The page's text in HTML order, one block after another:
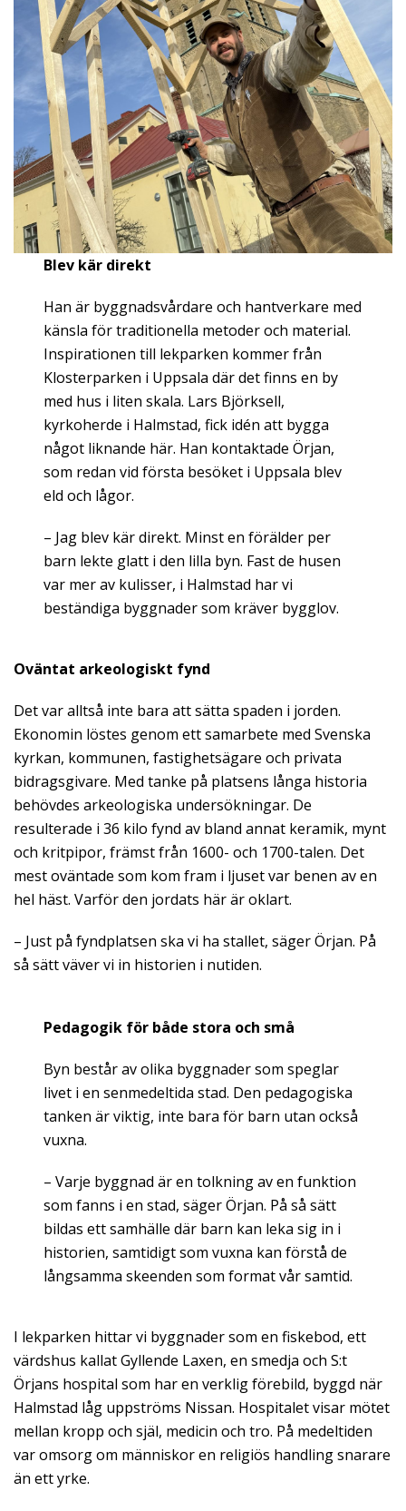
Blev kär direkt
Han är byggnadsvårdare och hantverkare med
känsla för traditionella metoder och material.
Inspirationen till lekparken kommer från
Klosterparken i Uppsala där det finns en by
med hus i liten skala. Lars Björksell,
kyrkoherde i Halmstad, fick idén att bygga
något liknande här. Han kontaktade Örjan,
som redan vid första besöket i Uppsala blev
eld och lågor.
– Jag blev kär direkt. Minst en förälder per
barn lekte glatt i den lilla byn. Fast de husen
var mer av kulisser, i Halmstad har vi
beständiga byggnader som kräver bygglov.
Oväntat arkeologiskt fynd
Det var alltså inte bara att sätta spaden i jorden.
Ekonomin löstes genom ett samarbete med Svenska
kyrkan, kommunen, fastighetsägare och privata
bidragsgivare. Med tanke på platsens långa historia
behövdes arkeologiska undersökningar. De
resulterade i 36 kilo fynd av bland annat keramik, mynt
och kritpipor, främst från 1600- och 1700-talen. Det
mest oväntade som kom fram i ljuset var benen av en
hel häst. Varför den jordats här är oklart.
– Just på fyndplatsen ska vi ha stallet, säger Örjan. På
så sätt väver vi in historien i nutiden.
Pedagogik för både stora och små
Byn består av olika byggnader som speglar
livet i en senmedeltida stad. Den pedagogiska
tanken är viktig, inte bara för barn utan också
vuxna.
– Varje byggnad är en tolkning av en funktion
som fanns i en stad, säger Örjan. På så sätt
bildas ett samhälle där barn kan leka sig in i
historien, samtidigt som vuxna kan förstå de
långsamma skeenden som format vår samtid.
I lekparken hittar vi byggnader som en fiskebod, ett
värdshus kallat Gyllende Laxen, en smedja och S:t
Örjans hospital som har en verklig förebild, byggd när
Halmstad låg uppströms Nissan. Hospitalet visar mötet
mellan kropp och själ, medicin och tro. På medeltiden
var omsorg om människor en religiös handling snarare
än ett yrke.